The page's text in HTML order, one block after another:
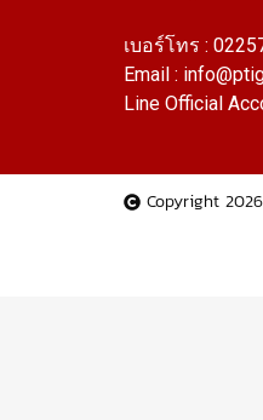
เบอร์โทร :
Email :
Line Official
Copyright